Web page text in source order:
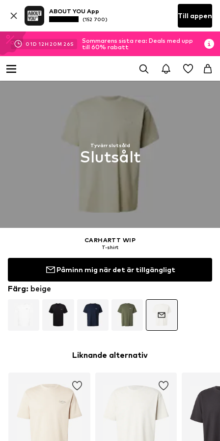
ABOUT YOU App
(152 700) Till appen
01D 12H 20M 25S
Sommarens sista rea: Deals med upp
till 60% rabatt
Tyvärr slutsåld
Slutsålt
CARHARTT WIP
T-shirt
Påminn mig när det är tillgängligt
Färg: beige
Liknande alternativ